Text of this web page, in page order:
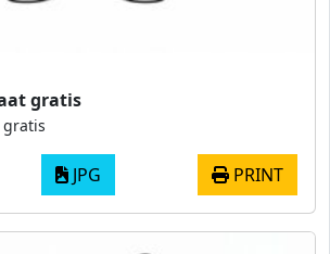
gratis
JPG PRINT